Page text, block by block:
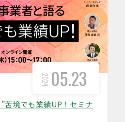
2024 05.23
苦境でも業績UP！セミナ